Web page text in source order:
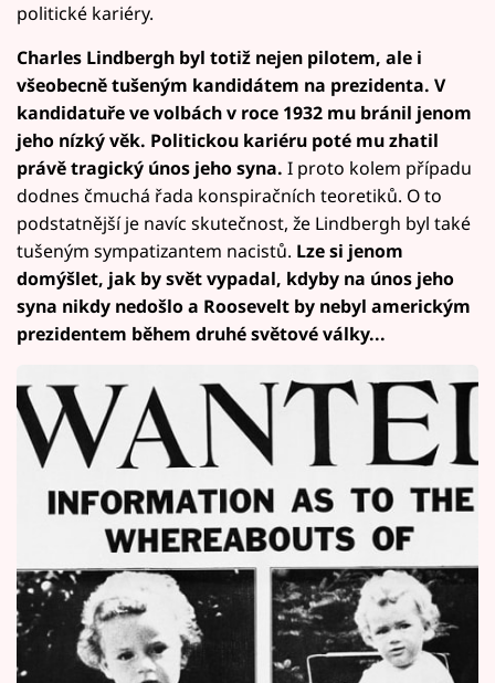
politické kariéry.
Charles Lindbergh byl totiž nejen pilotem, ale i
všeobecně tušeným kandidátem na prezidenta. V
kandidatuře ve volbách v roce 1932 mu bránil jenom
jeho nízký věk. Politickou kariéru poté mu zhatil
právě tragický únos jeho syna. I proto kolem případu
dodnes čmuchá řada konspiračních teoretiků. O to
podstatnější je navíc skutečnost, že Lindbergh byl také
tušeným sympatizantem nacistů. Lze si jenom
domýšlet, jak by svět vypadal, kdyby na únos jeho
syna nikdy nedošlo a Roosevelt by nebyl americkým
prezidentem během druhé světové války...